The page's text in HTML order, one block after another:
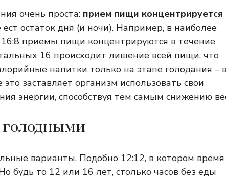
очень проста: прием пищи концентрируется
ест остаток дня (и ночи). Например, в наиболее
приемы пищи концентрируются в течение
16 происходит лишение всей пищи, что
напитки только на этапе голодания – в
заставляет организм использовать свои
энергии, способствуя тем самым снижению
голодными
варианты. Подобно 12:12, в котором
будь то 12 или 16 лет, столько часов без еды